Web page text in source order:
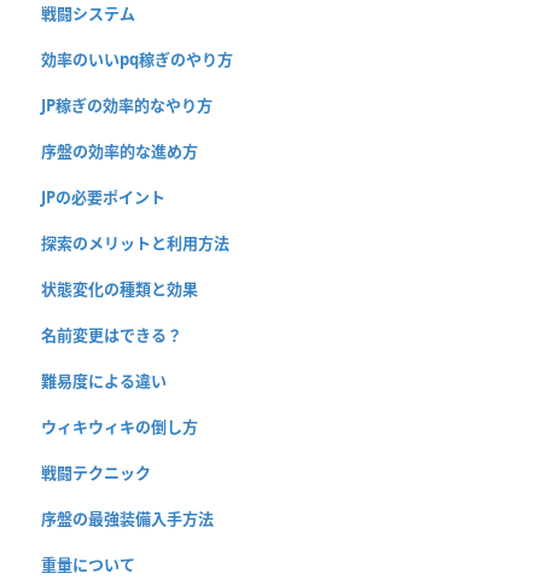
戦闘システム
効率のいいpq稼ぎのやり方
JP稼ぎの効率的なやり方
序盤の効率的な進め方
JPの必要ポイント
探索のメリットと利用方法
状態変化の種類と効果
名前変更はできる？
難易度による違い
ウィキウィキの倒し方
戦闘テクニック
序盤の最強装備入手方法
重量について